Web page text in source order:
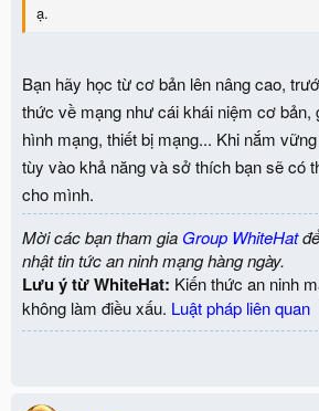
ạ.
Bạn hãy học từ cơ bản lên nâng cao,
thức về mạng như cái khái niệm cơ bản,
hình mạng, thiết bị mạng... Khi nắm
tùy vào khả năng và sở thích bạn sẽ có
cho mình.
Mời các bạn tham gia Group WhiteHat
nhật tin tức an ninh mạng hàng ngày.
Lưu ý từ WhiteHat: Kiến thức an ninh
không làm điều xấu. Luật pháp liên quan